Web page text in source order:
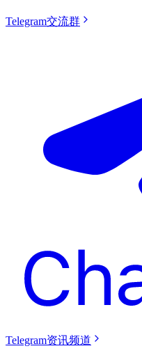
Telegram交流群
Telegram资讯频道